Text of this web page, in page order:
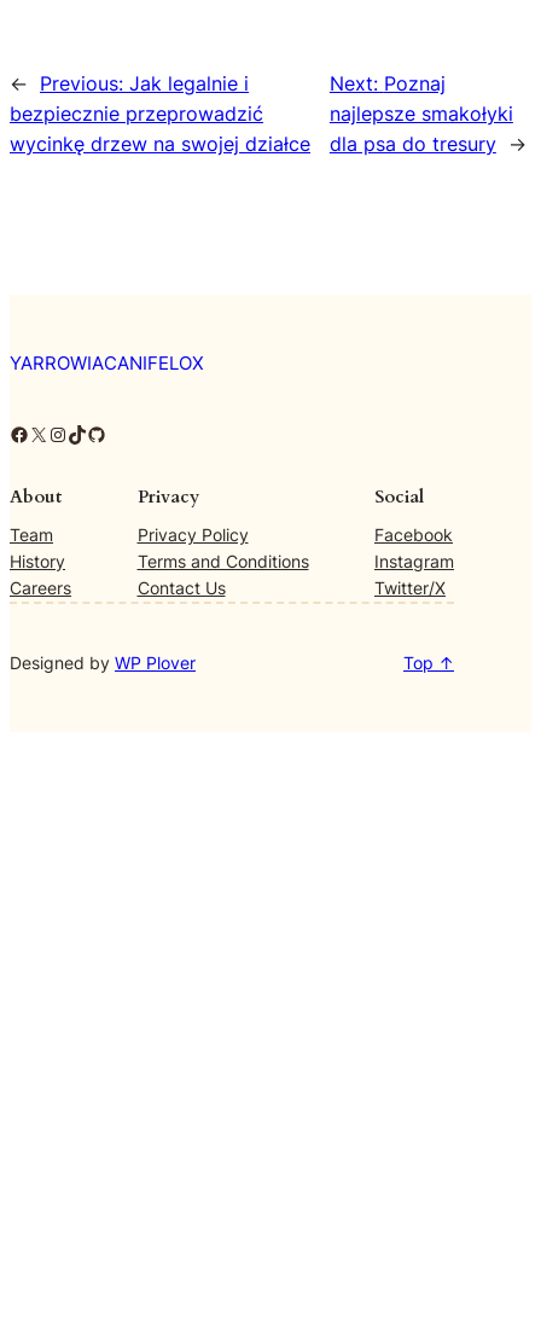
← Previous: Jak legalnie i
bezpiecznie przeprowadzić
wycinkę drzew na swojej działce
Next: Poznaj
najlepsze smakołyki
dla psa do tresury
→
YARROWIACANIFELOX
Facebook X Instagram TikTok GitHub
About
Team
History
Careers
Privacy
Privacy Policy
Terms and Conditions
Contact Us
Social
Facebook
Instagram
Twitter/X
Designed by WP Plover Top ↑